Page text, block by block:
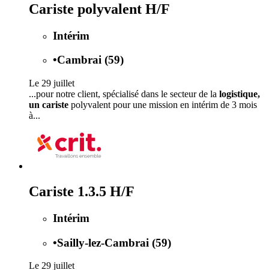
Cariste polyvalent H/F
Intérim
•Cambrai (59)
Le 29 juillet
...pour notre client, spécialisé dans le secteur de la logistique,
un cariste polyvalent pour une mission en intérim de 3 mois
à...
Cariste 1.3.5 H/F
Intérim
•Sailly-lez-Cambrai (59)
Le 29 juillet